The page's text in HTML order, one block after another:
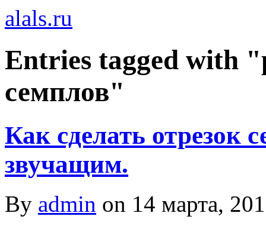
alals.ru
Entries tagged with
семплов"
Как сделать отрезок
звучащим.
By admin on 14 марта,